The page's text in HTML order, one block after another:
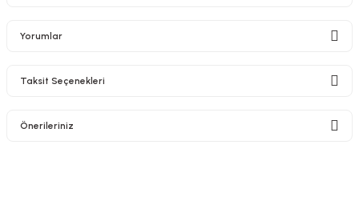
Yorumlar
Taksit Seçenekleri
Önerileriniz